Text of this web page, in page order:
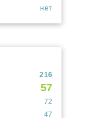
нет
216
57
72
47